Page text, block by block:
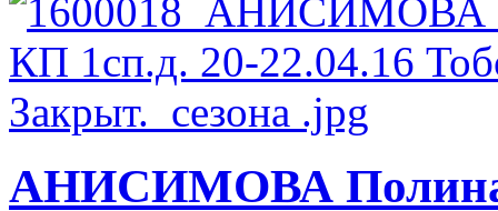
АНИСИМОВА Полина